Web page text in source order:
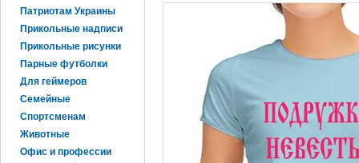
Патриотам Украины
Прикольные надписи
Прикольные рисунки
Парные футболки
Для геймеров
Семейные
Спортсменам
Животные
Офис и профессии